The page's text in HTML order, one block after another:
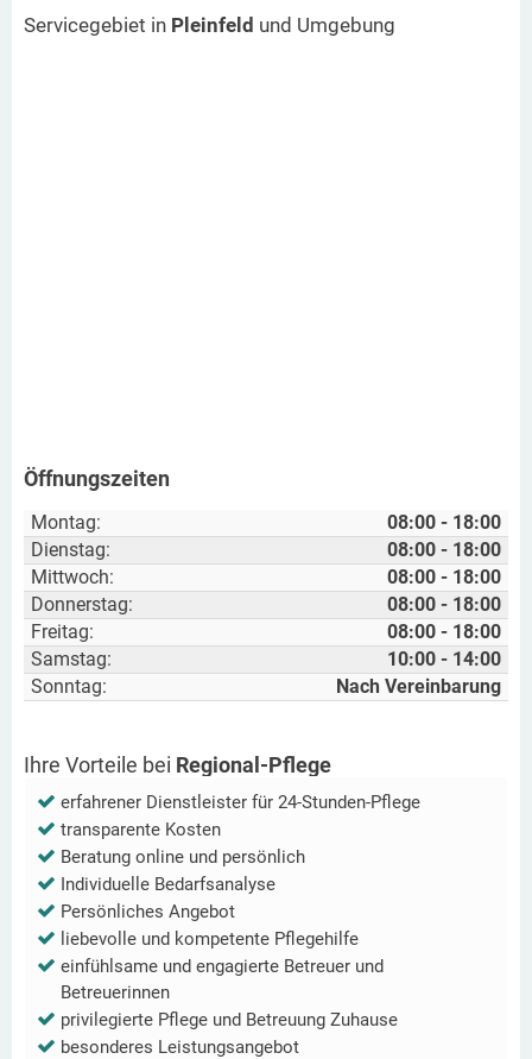
Servicegebiet in Pleinfeld und Umgebung
Öffnungszeiten
Montag:
08:00 - 18:00
Dienstag:
08:00 - 18:00
Mittwoch:
08:00 - 18:00
Donnerstag:
08:00 - 18:00
Freitag:
08:00 - 18:00
Samstag:
10:00 - 14:00
Sonntag:
Nach Vereinbarung
Ihre Vorteile bei Regional-Pflege
erfahrener Dienstleister für 24-Stunden-Pflege
transparente Kosten
Beratung online und persönlich
Individuelle Bedarfsanalyse
Persönliches Angebot
liebevolle und kompetente Pflegehilfe
einfühlsame und engagierte Betreuer und
Betreuerinnen
privilegierte Pflege und Betreuung Zuhause
besonderes Leistungsangebot